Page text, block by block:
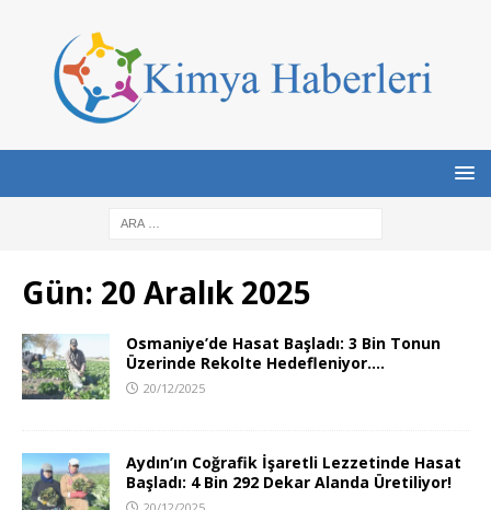
Gün: 20 Aralık 2025
Osmaniye’de Hasat Başladı: 3 Bin Tonun
Üzerinde Rekolte Hedefleniyor….
20/12/2025
Aydın’ın Coğrafik İşaretli Lezzetinde Hasat
Başladı: 4 Bin 292 Dekar Alanda Üretiliyor!